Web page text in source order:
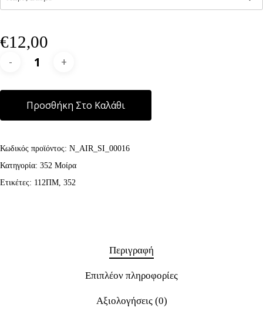
€12,00
Προσθήκη Στο Καλάθι
Κωδικός προϊόντος: N_AIR_SI_00016
Κατηγορία: 352 Μοίρα
Ετικέτες: 112ΠΜ 352
Περιγραφή
Επιπλέον πληροφορίες
Αξιολογήσεις (0)